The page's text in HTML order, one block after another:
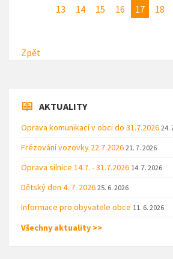
13
14 15 16 17 18
Zpět
AKTUALITY
Oprava komunikací v obci do 31.7.2026 24.
Frézování vozovky 22.7.2026 21. 7. 2026
Oprava silnice 14.7. - 31.7.2026 14. 7. 2026
Dětský den 4. 7. 2026 25. 6. 2026
Informace pro obyvatele obce 11. 6. 2026
Všechny aktuality >>